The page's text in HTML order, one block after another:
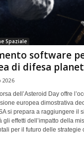
Spaziale
software
di difesa
2026
dell’Asteroid Day offre
europea dimostrativa
si prepara a raggiungere il
gli effetti dell’impatto della
per il futuro delle strategie